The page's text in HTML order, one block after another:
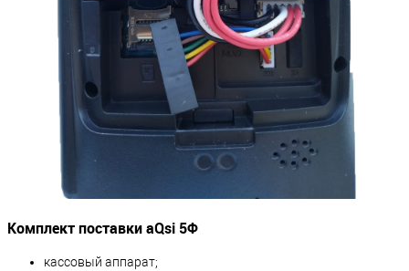
Комплект поставки aQsi 5Ф
кассовый аппарат;